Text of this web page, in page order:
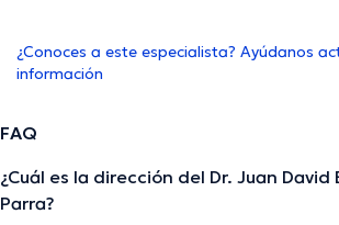
¿Conoces a este especialista? Ayúdanos
información
FAQ
¿Cuál es la dirección del Dr. Juan
Parra?